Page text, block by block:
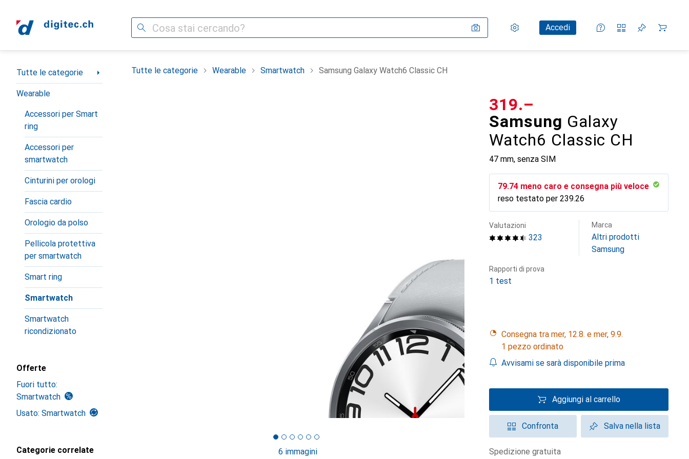
Cerca Impostazioni
Conto clienteAccedi
Liste di confronto
Liste dei desideri
Carrello
Categoria Navigazione
Tutte le categorie
Wearable
Accessori per Smart
ring
Accessori per
smartwatch
Cinturini per orologi
Fascia cardio
Orologio da polso
Pellicola protettiva
per smartwatch
Smart ring
Smartwatch
Smartwatch
ricondizionato
Offerte
Fuori tutto:
Smartwatch
Usato: Smartwatch
Categorie correlate
Tutte le categorie Wearable Smartwatch Samsung Galaxy Watch6 Classic CH
6 immagini
Samsung Galaxy
Watch6 Classic CH
47 mm, senza SIM
CHF
319.–
CHF
79.74 meno caro e consegna più veloce
reso testato per CHF
239.26
323
Valutazioni Marca
Altri prodotti
Samsung
Rapporti di prova
1 test
Consegna tra mer, 12.8. e mer, 9.9.
1 pezzo ordinato
Avvisami se sarà disponibile prima
Aggiungi al carrello
Confronta Salva nella lista
spedizione gratuita